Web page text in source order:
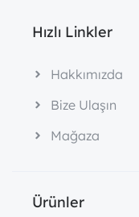
Hızlı Linkler
Hakkımızda
Bize Ulaşın
Mağaza
Ürünler